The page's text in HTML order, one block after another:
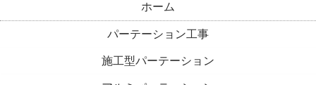
ホーム
パーテーション工事
施工型パーテーション